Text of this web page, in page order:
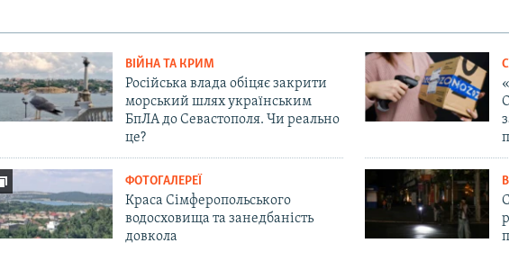
ВІЙНА ТА КРИМ
Російська влада обіцяє закрити
морський шлях українським
БпЛА до Севастополя. Чи реально
це?
ФОТОГАЛЕРЕЇ
Краса Сімферопольського
водосховища та занедбаність
довкола